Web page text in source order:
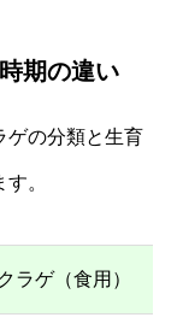
期の違い
ゲの分類と生育
。
ラゲ（食用）